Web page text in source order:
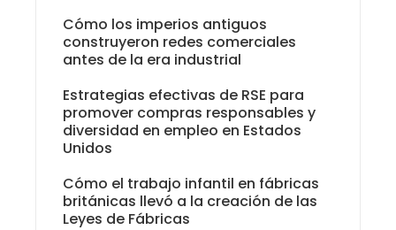
Cómo los imperios antiguos
construyeron redes comerciales
antes de la era industrial
Estrategias efectivas de RSE para
promover compras responsables y
diversidad en empleo en Estados
Unidos
Cómo el trabajo infantil en fábricas
británicas llevó a la creación de las
Leyes de Fábricas